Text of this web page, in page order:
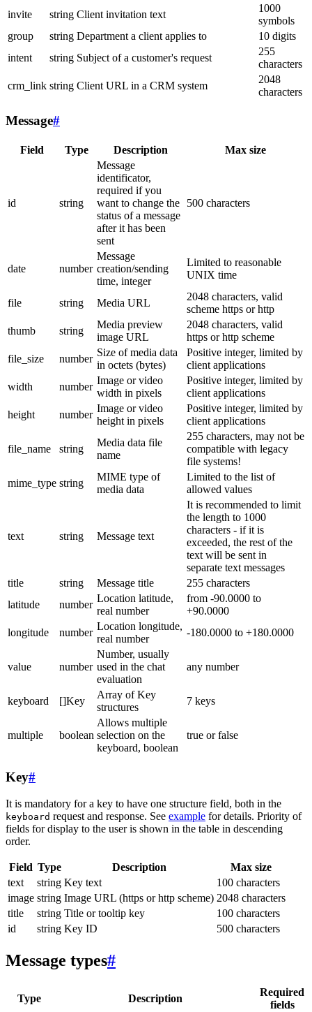
invite
string Client invitation text
1000
symbols
group
string Department a client applies to
10 digits
intent
string Subject of a customer's request
255
characters
crm_link string Client URL in a CRM system
2048
characters
Message#
Field Type Description Max size
id string
Message
identificator,
required if you
want to change the
status of a message
after it has been
sent
500 characters
date number
Message
creation/sending
time, integer
Limited to reasonable
UNIX time
file string Media URL
2048 characters, valid
scheme https or http
thumb
string
Media preview
image URL
2048 characters, valid
https or http scheme
file_size
number
Size of media data
in octets (bytes)
Positive integer, limited by
client applications
width
number
Image or video
width in pixels
Positive integer, limited by
client applications
height
number
Image or video
height in pixels
Positive integer, limited by
client applications
file_name string
Media data file
name
255 characters, may not be
compatible with legacy
file systems!
mime_type string
MIME type of
media data
Limited to the list of
allowed values
text string Message text
It is recommended to limit
the length to 1000
characters - if it is
exceeded, the rest of the
text will be sent in
separate text messages
title
string Message title
255 characters
latitude
number
Location latitude,
real number
from -90.0000 to
+90.0000
longitude
number
Location longitude,
real number
-180.0000 to +180.0000
value number
Number, usually
used in the chat
evaluation
any number
keyboard []Key
Array of Key
structures
7 keys
multiple boolean
Allows multiple
selection on the
keyboard, boolean
true or false
Key#
It is mandatory for a key to have one structure field, both in the
keyboard request and response. See example for details. Priority of
fields for display to the user is shown in the table in descending
order.
Field Type Description
Max size
text
string Key text
100 characters
image string Image URL (https or http scheme) 2048 characters
title
string Title or tooltip key
100 characters
id
string Key ID 500 characters
Message types#
Type Description
Required
fields